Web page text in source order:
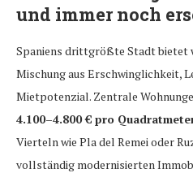
und immer noch
Spaniens drittgrößte Stadt bietet
Mischung aus Erschwinglichkeit,
Mietpotenzial. Zentrale
4.100–4.800 € pro
Vierteln wie Pla del Remei oder
vollständig modernisierten